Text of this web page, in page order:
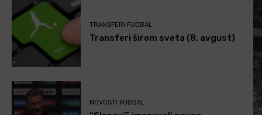
TRANSFERI FUDBAL
Transferi širom sveta (8. avgust)
NOVOSTI FUDBAL